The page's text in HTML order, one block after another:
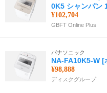
0K5 シャンパン
¥102,704
GBFT Online Plus
パナソニック
NA-FA10K5-W [
¥98,888
ディスクグループ